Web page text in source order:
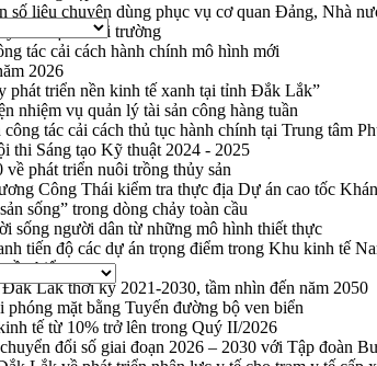
số liệu chuyên dùng phục vụ cơ quan Đảng, Nhà
làm sạch môi trường
tác cải cách hành chính mô hình mới
2026
phát triển nền kinh tế xanh tại tỉnh Đắk Lắk”
nhiệm vụ quản lý tài sản công hàng tuần
tác cải cách thủ tục hành chính tại Trung tâm
thi Sáng tạo Kỹ thuật 2024 - 2025
phát triển nuôi trồng thủy sản
Công Thái kiểm tra thực địa Dự án cao tốc
sống” trong dòng chảy toàn cầu
sống người dân từ những mô hình thiết thực
tiến độ các dự án trọng điểm trong Khu kinh tế
tồn biển
Lắk thời kỳ 2021-2030, tầm nhìn đến năm 2050
mặt bằng Tuyến đường bộ ven biển
tế từ 10% trở lên trong Quý II/2026
đổi số giai đoạn 2026 – 2030 với Tập đoàn